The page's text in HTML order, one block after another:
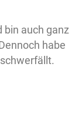
bin auch ganz
habe